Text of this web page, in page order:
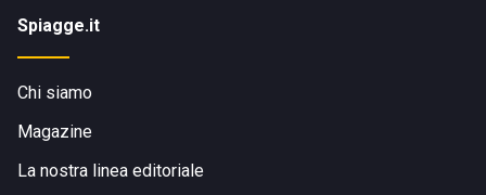
Spiagge.it
Chi siamo
Magazine
La nostra linea editoriale